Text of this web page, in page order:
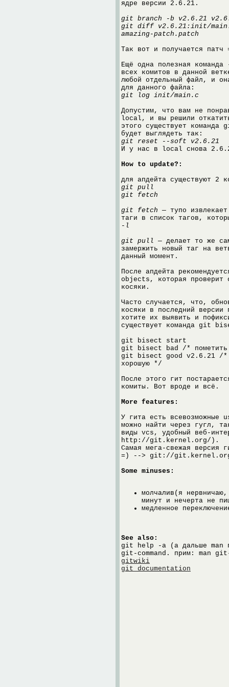
ядре версии 2.6.21.
git branch -b v2.6.21
git diff v2.6.21:init/
amazing-patch.patch
Так вот и получается патч
Ещё одна полезная
всех комитов в данной
любой отдельный файл, и
для данного файла:
git log init/main.c
Допустим, что вам не
local, и вы решили
этого существует
будет выглядеть так:
git reset --soft v2.6.21
И у нас в local снова
How to update?:
для апдейта существуют 2
git pull
git fetch
git fetch — тупо
таги в список тагов,
-l
git pull — делает то же
замержить новый таг на
данный момент.
После апдейта
objects, которая проверит
косяки.
Часто случается, что,
косяки в последний
хотите их выявить и
существует команда git
git bisect start
git bisect bad /* пометить
git bisect good v2.6.21 /*
хорошую */
После этого гит
комиты. Вот вроде и всё.
More features:
У гита есть
можно найти через гугл,
виды vcs, удобный веб-
http://git.kernel.org/).
Самая мега-свежая версия
=) --> git://
Some minuses:
молчалив(я
минут и нечерта не
медленное
See also:
git help -a (а дальше man
git-command. прим: man
gitwiki
git documentation